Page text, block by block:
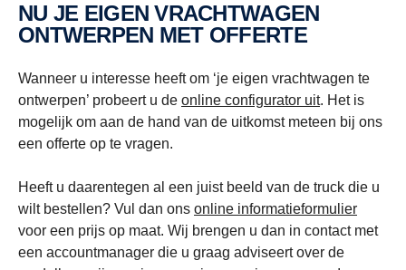
NU JE EIGEN VRACHTWAGEN
ONTWERPEN MET OFFERTE
Wanneer u interesse heeft om ‘je eigen vrachtwagen te
ontwerpen’ probeert u de online configurator uit. Het is
mogelijk om aan de hand van de uitkomst meteen bij ons
een offerte op te vragen.
Heeft u daarentegen al een juist beeld van de truck die u
wilt bestellen? Vul dan ons online informatieformulier
voor een prijs op maat. Wij brengen u dan in contact met
een accountmanager die u graag adviseert over de